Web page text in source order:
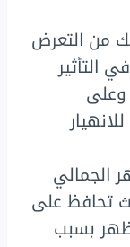
من التعرض
التأثير
وعلى
الجمالي
تحافظ على
بسبب